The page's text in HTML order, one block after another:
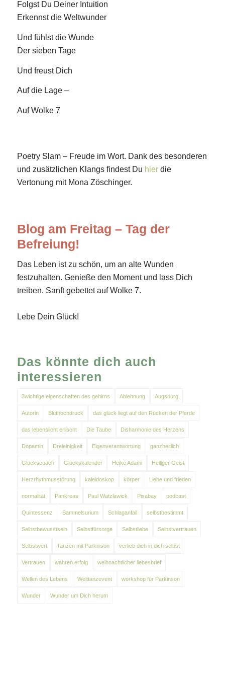
Folgst Du Deiner Intuition
Erkennst die Weltwunder
Und fühlst die Wunde
Der sieben Tage
Und freust Dich
Auf die Lage –
Auf Wolke 7
Poetry Slam – Freude im Wort. Dank des besonderen
und zusätzlichen Klangs findest Du hier die
Vertonung mit Mona Zöschinger.
Blog am Freitag – Tag der
Befreiung!
Das Leben ist zu schön, um an alte Wunden
festzuhalten. Genieße den Moment und lass Dich
treiben. Sanft gebettet auf Wolke 7.
Lebe Dein Glück!
Das könnte dich auch
interessieren
3wichtige eigenschaften des gehirns Ablehnung Augsburg
Autorin Bluthochdruck das glück liegt auf den Rücken der Pferde
das lebenslicht erlischt Die Taube Disharmonie des Herzens
Dopamin Dreieinigkeit Eigenverantwortung ganzheitlich
Glückscoach Glückskalender Heike Adami Heiliger Geist
Herzrhythmusstörung kaleidoskop körper Liebe und frieden
normalität Pankreas Paul Watzlawick Pixabay podcast
Quintessenz Sammelsurium Schlaganfall selbstbestimmt
Selbstbewusstsein Selbstfürsorge Selbstliebe Selbstvertrauen
Selbstwert Tanzen mit Parkinson verlieb dich in dich selbst
Vertrauen wahren erfolg weihnachtlicher liebesbrief
Wellen des Lebens Welttanzevent workshop für Parkinson
Wunder Wunder um Dich herum